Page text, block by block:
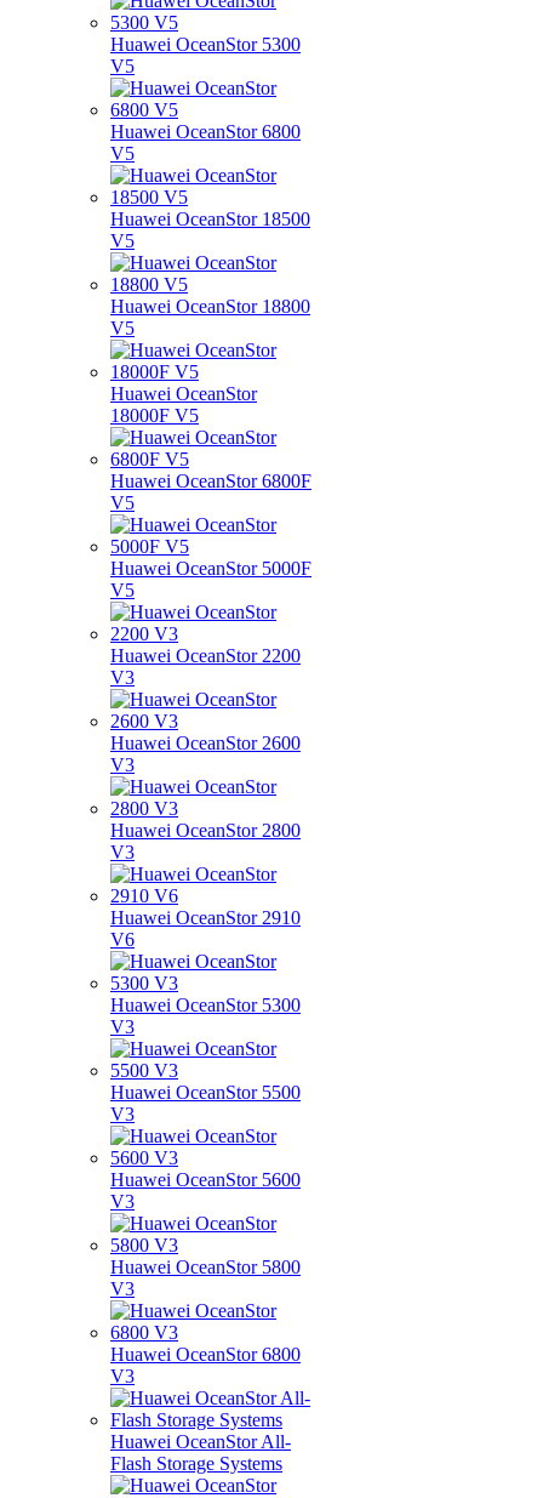
Huawei OceanStor 5300
V5
Huawei OceanStor 6800
V5
Huawei OceanStor 18500
V5
Huawei OceanStor 18800
V5
Huawei OceanStor
18000F V5
Huawei OceanStor 6800F
V5
Huawei OceanStor 5000F
V5
Huawei OceanStor 2200
V3
Huawei OceanStor 2600
V3
Huawei OceanStor 2800
V3
Huawei OceanStor 2910
V6
Huawei OceanStor 5300
V3
Huawei OceanStor 5500
V3
Huawei OceanStor 5600
V3
Huawei OceanStor 5800
V3
Huawei OceanStor 6800
V3
Huawei OceanStor All-
Flash Storage Systems